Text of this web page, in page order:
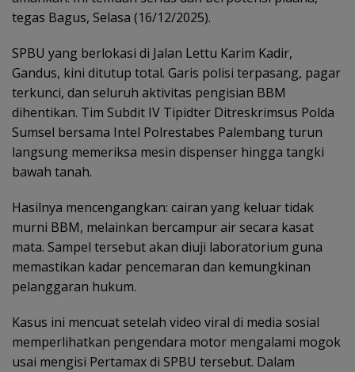
tegas Bagus, Selasa (16/12/2025).
SPBU yang berlokasi di Jalan Lettu Karim Kadir,
Gandus, kini ditutup total. Garis polisi terpasang, pagar
terkunci, dan seluruh aktivitas pengisian BBM
dihentikan. Tim Subdit IV Tipidter Ditreskrimsus Polda
Sumsel bersama Intel Polrestabes Palembang turun
langsung memeriksa mesin dispenser hingga tangki
bawah tanah.
Hasilnya mencengangkan: cairan yang keluar tidak
murni BBM, melainkan bercampur air secara kasat
mata. Sampel tersebut akan diuji laboratorium guna
memastikan kadar pencemaran dan kemungkinan
pelanggaran hukum.
Kasus ini mencuat setelah video viral di media sosial
memperlihatkan pengendara motor mengalami mogok
usai mengisi Pertamax di SPBU tersebut. Dalam